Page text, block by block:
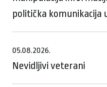
politička komunikacija
05.08.2026.
Nevidljivi veterani